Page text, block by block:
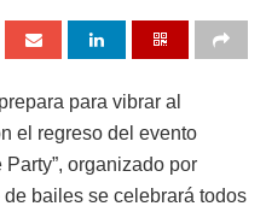
para vibrar al
el regreso del evento
organizado por
bailes se celebrará todos